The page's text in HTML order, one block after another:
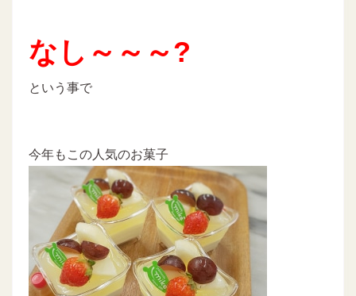
なし～～～?
という事で
今年もこの人気のお菓子